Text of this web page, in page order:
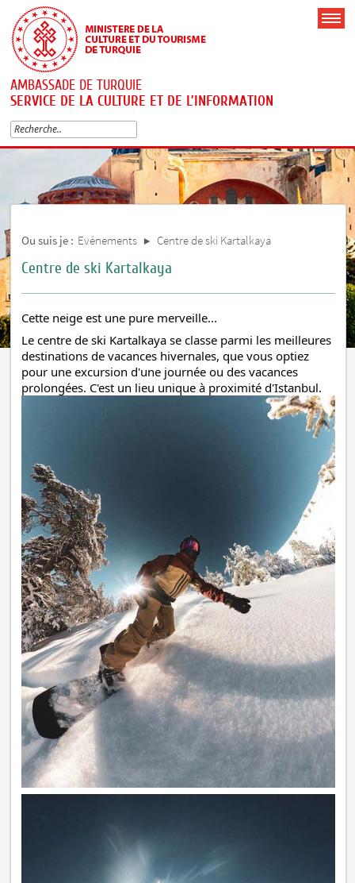
AMBASSADE DE TURQUIE
SERVICE DE LA CULTURE ET DE L’INFORMATION
Ou suis je : Evénements Centre de ski Kartalkaya
Centre de ski Kartalkaya
Cette neige est une pure merveille...
Le centre de ski Kartalkaya se classe parmi les meilleures
destinations de vacances hivernales, que vous optiez
pour une excursion d'une journée ou des vacances
prolongées. C'est un lieu unique à proximité d'Istanbul.